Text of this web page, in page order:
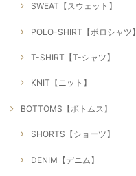
SWEAT【スウェット】
POLO-SHIRT【ポロシャツ】
T-SHIRT【T-シャツ】
KNIT【ニット】
BOTTOMS【ボトムス】
SHORTS【ショーツ】
DENIM【デニム】